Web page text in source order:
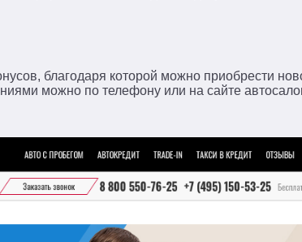
благодаря которой можно приобрести
можно по телефону или на сайте